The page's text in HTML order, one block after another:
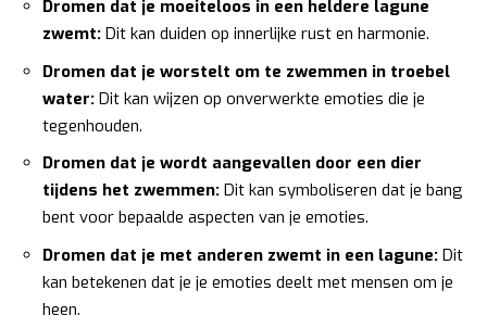
Dromen dat je moeiteloos in een heldere lagune
zwemt: Dit kan duiden op innerlijke rust en harmonie.
Dromen dat je worstelt om te zwemmen in troebel
water: Dit kan wijzen op onverwerkte emoties die je
tegenhouden.
Dromen dat je wordt aangevallen door een dier
tijdens het zwemmen: Dit kan symboliseren dat je bang
bent voor bepaalde aspecten van je emoties.
Dromen dat je met anderen zwemt in een lagune: Dit
kan betekenen dat je je emoties deelt met mensen om je
heen.